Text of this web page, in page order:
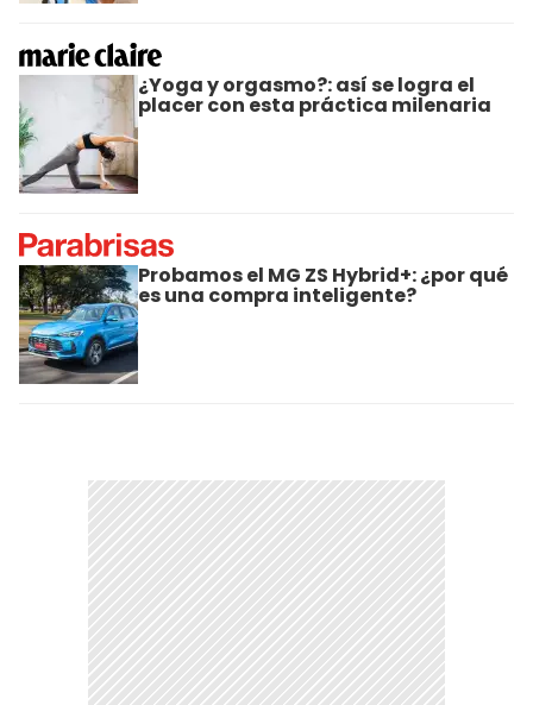
¿Yoga y orgasmo?: así se logra el
placer con esta práctica milenaria
Probamos el MG ZS Hybrid+: ¿por qué
es una compra inteligente?